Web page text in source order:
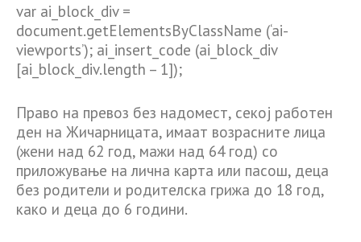
var ai_block_div =
document.getElementsByClassName (‘ai-
viewports’); ai_insert_code (ai_block_div
[ai_block_div.length – 1]);
Право на превоз без надомест, секој работен
ден на Жичарницата, имаат возрасните лица
(жени над 62 год, мажи над 64 год) со
приложување на лична карта или пасош, деца
без родители и родителска грижа до 18 год,
како и деца до 6 години.